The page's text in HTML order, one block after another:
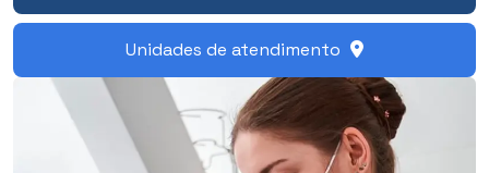
Unidades de atendimento